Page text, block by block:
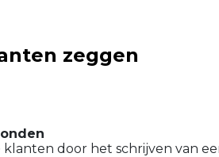
zeggen
klanten door het schrijven van